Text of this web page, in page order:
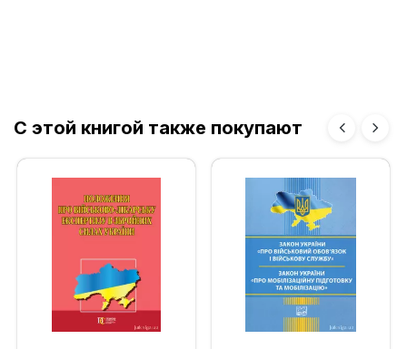
С этой книгой также покупают